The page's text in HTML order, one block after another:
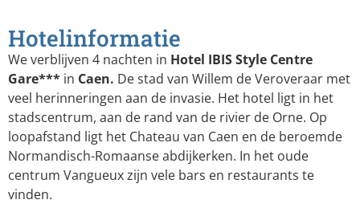
Hotelinformatie
We verblijven 4 nachten in Hotel IBIS Style Centre
Gare*** in Caen. De stad van Willem de Veroveraar met
veel herinneringen aan de invasie. Het hotel ligt in het
stadscentrum, aan de rand van de rivier de Orne. Op
loopafstand ligt het Chateau van Caen en de beroemde
Normandisch-Romaanse abdijkerken. In het oude
centrum Vangueux zijn vele bars en restaurants te
vinden.